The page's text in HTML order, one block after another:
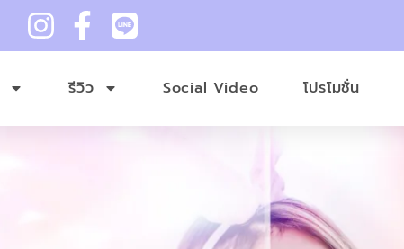
รีวิว Social Video โปรโมชั่น